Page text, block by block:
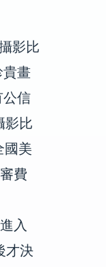
影比
貴畫
公信
影比
國美
費
入
才決